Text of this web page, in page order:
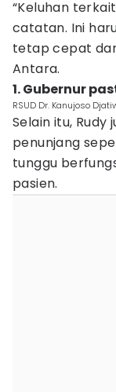
“Keluhan
catatan. Ini
tetap cepat
Antara.
1. Gubernur
RSUD Dr. Kanujoso
Selain itu,
penunjang
tunggu
pasien.